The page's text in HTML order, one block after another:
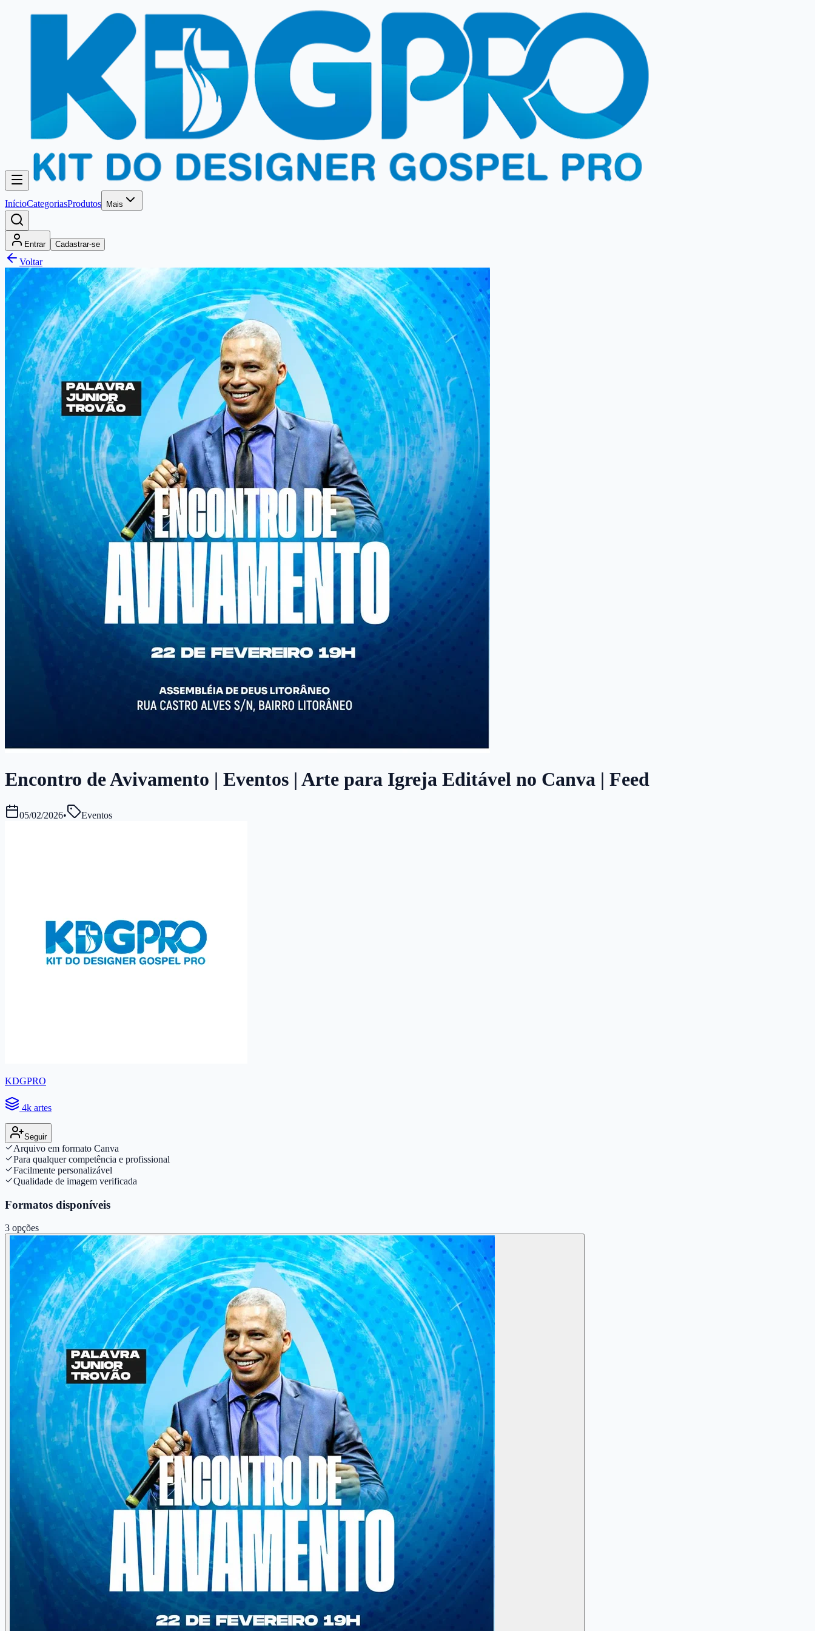
InícioCategoriasProdutos Mais
Entrar Cadastrar-se
Voltar
Encontro de Avivamento | Eventos | Arte para Igreja Editável no Canva | Feed
05/02/2026• Eventos
KDGPRO
4k artes
Seguir
Arquivo em formato Canva
Para qualquer competência e profissional
Facilmente personalizável
Qualidade de imagem verificada
Formatos disponíveis
3 opções